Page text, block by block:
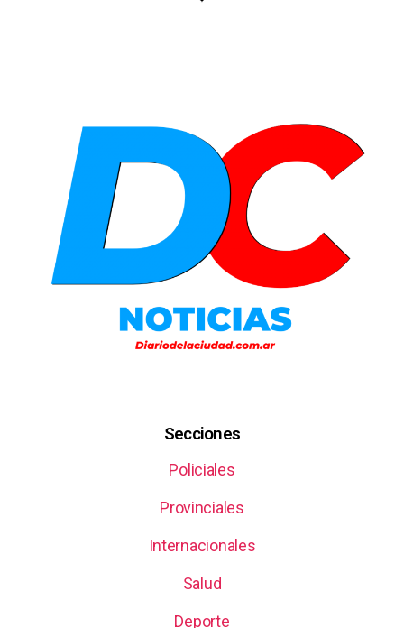
Secciones
Policiales
Provinciales
Internacionales
Salud
Deporte